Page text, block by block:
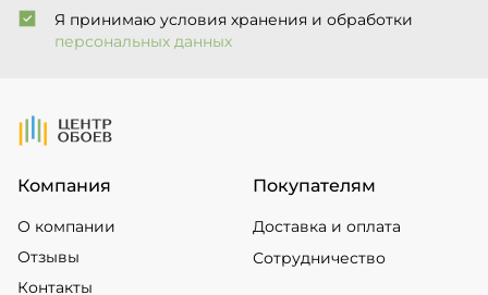
Я принимаю условия хранения и обработки
персональных данных
На Главную
Компания
О компании
Отзывы
Контакты
Покупателям
Доставка и оплата
Сотрудничество